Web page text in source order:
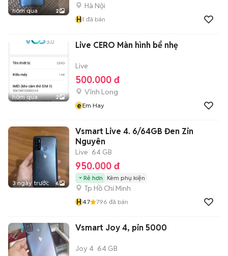
hôm qua 2
Hà Nội
H1 đã bán
hôm qua 2
Live CERO Màn hình bể nhẹ
Live
500.000 đ
Vĩnh Long
eEm Hay
3 ngày trước 6
Vsmart Live 4. 6/64GB Đen Zin
Nguyên
Live 64 GB
950.000 đ
Rẻ hơn Kèm phụ kiện
Tp Hồ Chí Minh
H4.7 796 đã bán
Vsmart Joy 4, pin 5000
Joy 4 64 GB